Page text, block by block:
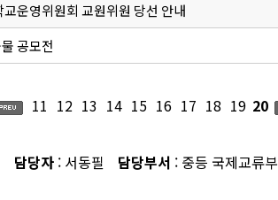
운영위원회 교원위원 당선 안내
공모전
11 12 13 14 15 16 17 18 19 20
담당자 : 서동필 담당부서 : 중등 국제교류부